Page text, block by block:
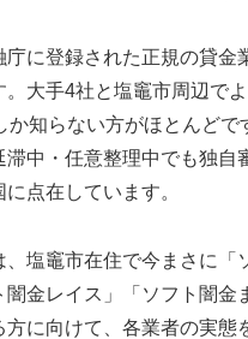
庁に登録された正規の貸金
。大手4社と塩竈市周辺で
か知らない方がほとんどで
滞中・任意整理中でも独自
点在しています。
、塩竈市在住で今まさに「
闇金レイス」「ソフト闇金
方に向けて、各業者の実態